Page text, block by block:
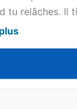
tu relâches. Il
de bureau